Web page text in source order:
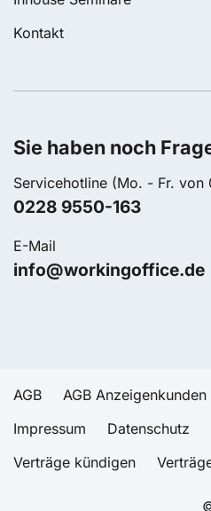
Kontakt
Sie haben noch
Servicehotline (Mo. - Fr.
0228 9550-163
E-Mail
info@workingoffice.de
AGB AGB Anzeigenkunden
Impressum
Datenschutz
Verträge kündigen